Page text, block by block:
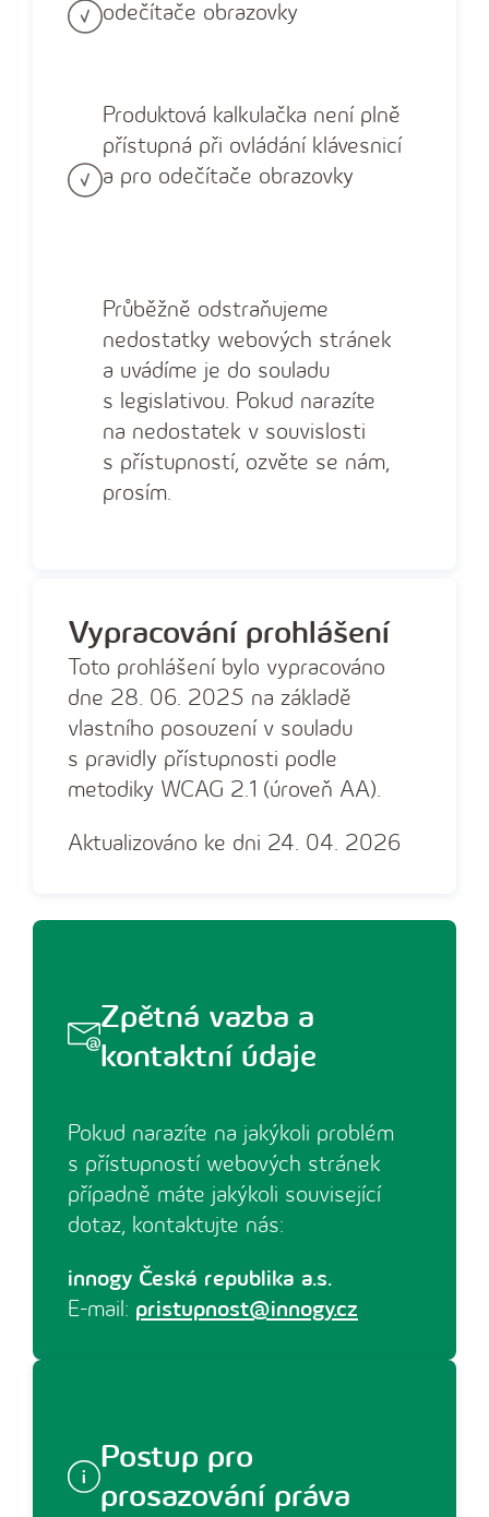
odečítače obrazovky
Produktová kalkulačka není plně
přístupná při ovládání klávesnicí
a pro odečítače obrazovky
Průběžně odstraňujeme
nedostatky webových stránek
a uvádíme je do souladu
s legislativou. Pokud narazíte
na nedostatek v souvislosti
s přístupností, ozvěte se nám,
prosím.
Vypracování prohlášení
Toto prohlášení bylo vypracováno
dne 28. 06. 2025 na základě
vlastního posouzení v souladu
s pravidly přístupnosti podle
metodiky WCAG 2.1 (úroveň AA).
Aktualizováno ke dni 24. 04. 2026
Zpětná vazba a
kontaktní údaje
Pokud narazíte na jakýkoli problém
s přístupností webových stránek
případně máte jakýkoli související
dotaz, kontaktujte nás:
innogy Česká republika a.s.
E-mail: pristupnost@innogy.cz
Postup pro
prosazování práva